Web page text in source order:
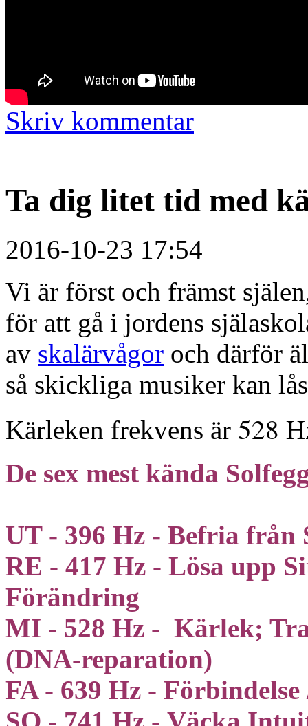
Skriv kommentar
Ta dig litet tid med
2016-10-23 17:54
Vi är först och främst
för att gå i jordens
av skalärvågor och därför
så skickliga musiker kan
Kärleken frekvens är 528
De sex mest kända
UT - 396 Hz - Befria från
RE - 417 Hz - Lösa upp
Förändring
MI - 528 Hz - Kärlek;
(DNA-reparation)
FA - 639 Hz -